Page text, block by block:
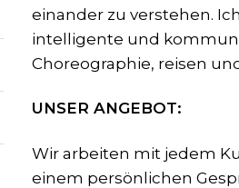
einander zu verstehen.
intelligente und
Choreographie, reisen
UNSER ANGEBOT:
Wir arbeiten mit jedem
einem persönlichen